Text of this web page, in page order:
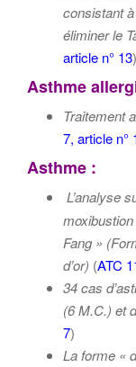
consistant
éliminer le
article n° 13)
Asthme
Traitement
7, article n°
Asthme :
L’analyse
Fang »
d’or) (ATC
34 cas
(6 M.C.) et
7)
La forme «